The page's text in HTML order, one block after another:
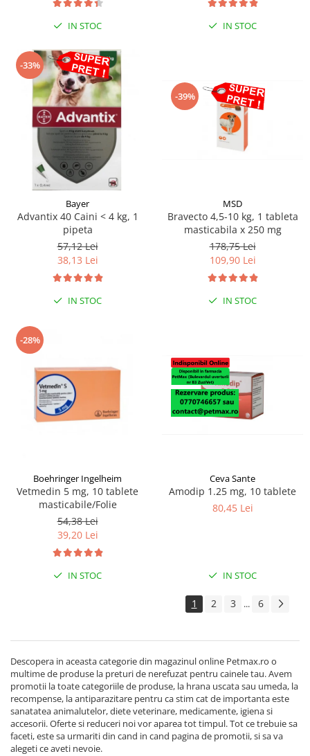
IN STOC IN STOC
-33%
Bayer
Advantix 40 Caini < 4 kg, 1
pipeta
57,12 Lei
38,13 Lei
IN STOC
-39%
MSD
Bravecto 4,5-10 kg, 1 tableta
masticabila x 250 mg
178,75 Lei
109,90 Lei
IN STOC
-28%
Boehringer Ingelheim
Vetmedin 5 mg, 10 tablete
masticabile/Folie
54,38 Lei
39,20 Lei
IN STOC
Ceva Sante
Amodip 1.25 mg, 10 tablete
80,45 Lei
IN STOC
1 2 3 ... 6
Descopera in aceasta categorie din magazinul online Petmax.ro o
multime de produse la preturi de nerefuzat pentru cainele tau. Avem
promotii la toate categoriile de produse, la hrana uscata sau umeda, la
recompense, la antiparazitare pentru ca stim cat de importanta este
sanatatea animalutelor, diete veterinare, medicamente, igiena si
accesorii. Oferte si reduceri noi vor aparea tot timpul. Tot ce trebuie sa
faceti, este sa urmariti din cand in cand pagina de promotii, si sa va
alegeti ce aveti nevoie.